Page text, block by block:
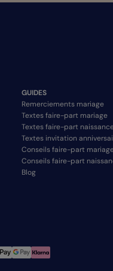
GUIDES
Remerciements mariage
Textes faire-part mariage
Textes faire-part
Textes invitation
Conseils faire-part
Conseils faire-part
Blog